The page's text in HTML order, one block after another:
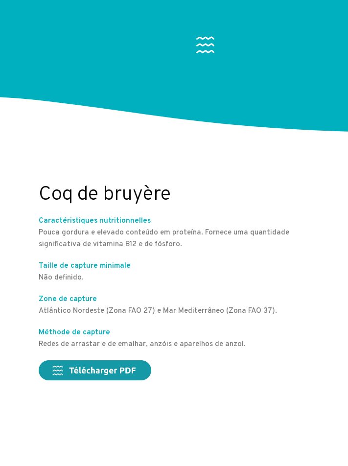
Coq de bruyère
Caractéristiques nutritionnelles
Pouca gordura e elevado conteúdo em proteína. Fornece uma quantidade
significativa de vitamina B12 e de fósforo.
Taille de capture minimale
Não definido.
Zone de capture
Atlântico Nordeste (Zona FAO 27) e Mar Mediterrâneo (Zona FAO 37).
Méthode de capture
Redes de arrastar e de emalhar, anzóis e aparelhos de anzol.